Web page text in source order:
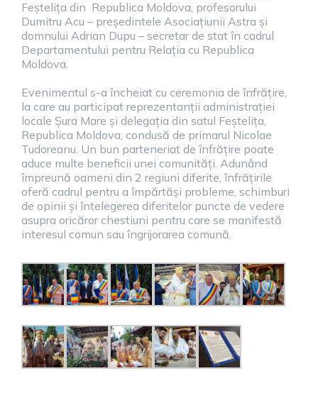
Feștelița din Republica Moldova, profesorului
Dumitru Acu – președintele Asociațiunii Astra și
domnului Adrian Dupu – secretar de stat în cadrul
Departamentului pentru Relația cu Republica
Moldova.
Evenimentul s-a încheiat cu ceremonia de înfrățire,
la care au participat reprezentanții administrației
locale Șura Mare și delegația din satul Feștelița,
Republica Moldova, condusă de primarul Nicolae
Tudoreanu. Un bun parteneriat de înfrățire poate
aduce multe beneficii unei comunități. Adunând
împreună oameni din 2 regiuni diferite, înfrățirile
oferă cadrul pentru a împărtăși probleme, schimburi
de opinii și întelegerea diferitelor puncte de vedere
asupra oricăror chestiuni pentru care se manifestă
interesul comun sau îngrijorarea comună.